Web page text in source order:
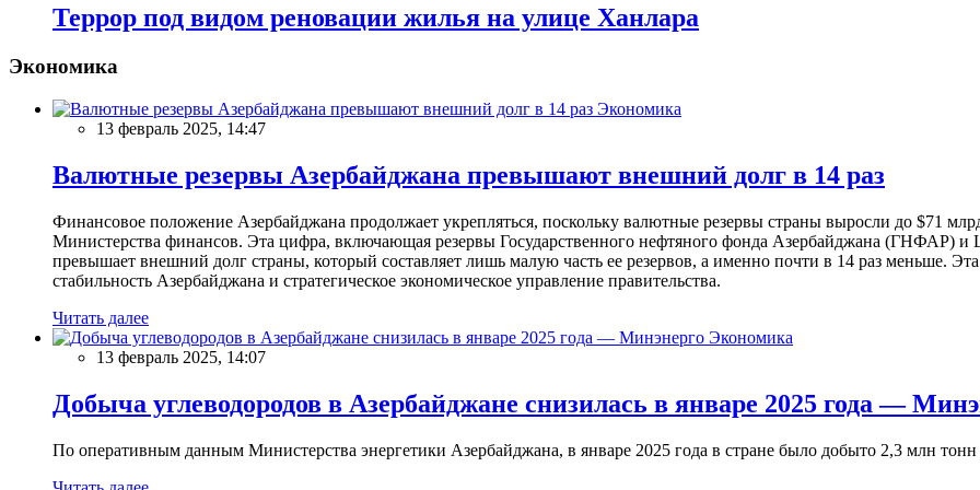
Террор под видом реновации жилья на улице Ханлара
Экономика
Экономика
13 февраль 2025, 14:47
Валютные резервы Азербайджана превышают внешний долг в 14 раз
Финансовое положение Азербайджана продолжает укрепляться, поскольку валютные резервы страны выросли до $71
Министерства финансов. Эта цифра, включающая резервы Государственного нефтяного фонда Азербайджана (ГНФАР) и
превышает внешний долг страны, который составляет лишь малую часть ее резервов, а именно почти в 14 раз меньше.
стабильность Азербайджана и стратегическое экономическое управление правительства.
Читать далее
Экономика
13 февраль 2025, 14:07
Добыча углеводородов в Азербайджане снизилась в январе 2025 года —
По оперативным данным Министерства энергетики Азербайджана, в январе 2025 года в стране было добыто 2,3 млн